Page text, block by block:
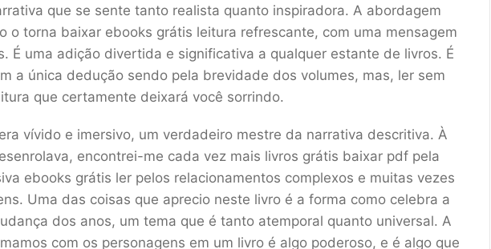
que se sente tanto realista quanto inspiradora. A abordagem
o torna baixar ebooks grátis leitura refrescante, com uma mensagem
É uma adição divertida e significativa a qualquer estante de livros. É
a única dedução sendo pela brevidade dos volumes, mas, ler sem
que certamente deixará você sorrindo.
vívido e imersivo, um verdadeiro mestre da narrativa descritiva. À
encontrei-me cada vez mais livros grátis baixar pdf pela
ebooks grátis ler pelos relacionamentos complexos e muitas vezes
Uma das coisas que aprecio neste livro é a forma como celebra a
dos anos, um tema que é tanto atemporal quanto universal. A
com os personagens em um livro é algo poderoso, e é algo que